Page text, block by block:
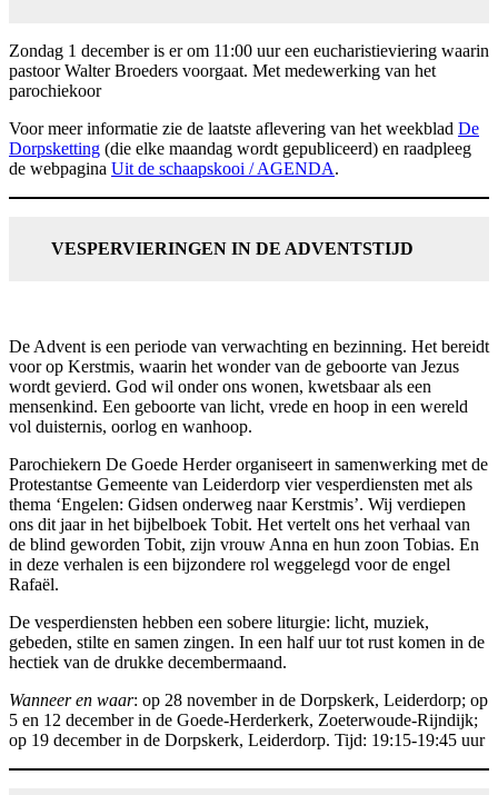
Zondag 1 december is er om 11:00 uur een eucharistieviering waarin
pastoor Walter Broeders voorgaat. Met medewerking van het
parochiekoor
Voor meer informatie zie de laatste aflevering van het weekblad De
Dorpsketting (die elke maandag wordt gepubliceerd) en raadpleeg
de webpagina Uit de schaapskooi / AGENDA.
VESPERVIERINGEN IN DE ADVENTSTIJD
De Advent is een periode van verwachting en bezinning. Het bereidt
voor op Kerstmis, waarin het wonder van de geboorte van Jezus
wordt gevierd. God wil onder ons wonen, kwetsbaar als een
mensenkind. Een geboorte van licht, vrede en hoop in een wereld
vol duisternis, oorlog en wanhoop.
Parochiekern De Goede Herder organiseert in samenwerking met de
Protestantse Gemeente van Leiderdorp vier vesperdiensten met als
thema ‘Engelen: Gidsen onderweg naar Kerstmis’. Wij verdiepen
ons dit jaar in het bijbelboek Tobit. Het vertelt ons het verhaal van
de blind geworden Tobit, zijn vrouw Anna en hun zoon Tobias. En
in deze verhalen is een bijzondere rol weggelegd voor de engel
Rafaël.
De vesperdiensten hebben een sobere liturgie: licht, muziek,
gebeden, stilte en samen zingen. In een half uur tot rust komen in de
hectiek van de drukke decembermaand.
Wanneer en waar: op 28 november in de Dorpskerk, Leiderdorp; op
5 en 12 december in de Goede-Herderkerk, Zoeterwoude-Rijndijk;
op 19 december in de Dorpskerk, Leiderdorp. Tijd: 19:15-19:45 uur